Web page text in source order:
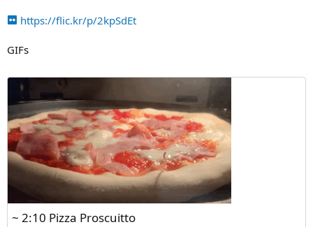
https://flic.kr/p/2kpSdEt
GIFs
~ 2:10 Pizza Proscuitto